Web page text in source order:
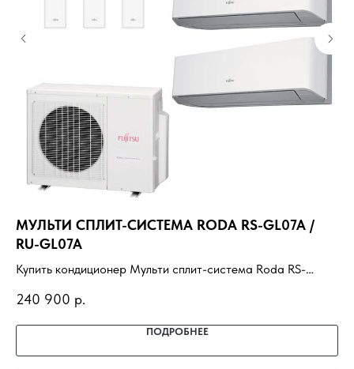
МУЛЬТИ СПЛИТ-СИСТЕМА RODA RS-GL07A /
RU-GL07A
Купить кондиционер Мульти сплит-система Roda RS-
помещение, доставка, профессиональный монтаж и
гарантия.
240 900 р.
ПОДРОБНЕЕ